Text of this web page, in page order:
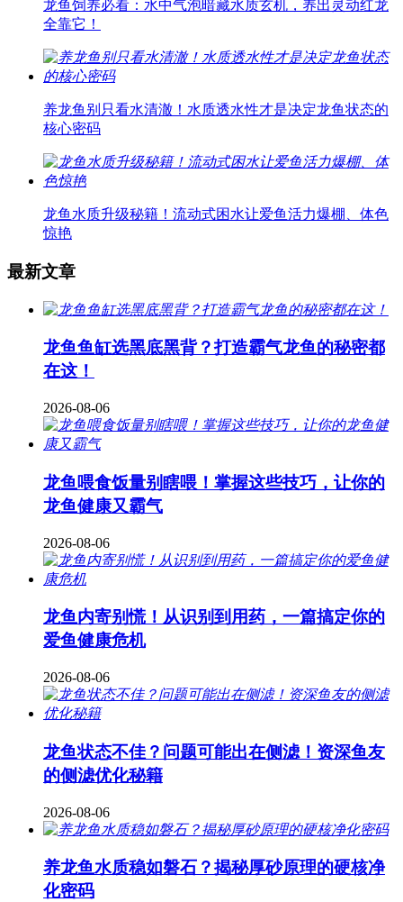
龙鱼饲养必看：水中气泡暗藏水质玄机，养出灵动红龙
全靠它！
养龙鱼别只看水清澈！水质透水性才是决定龙鱼状态的
核心密码
龙鱼水质升级秘籍！流动式困水让爱鱼活力爆棚、体色
惊艳
最新文章
龙鱼鱼缸选黑底黑背？打造霸气龙鱼的秘密都
在这！
2026-08-06
龙鱼喂食饭量别瞎喂！掌握这些技巧，让你的
龙鱼健康又霸气
2026-08-06
龙鱼内寄别慌！从识别到用药，一篇搞定你的
爱鱼健康危机
2026-08-06
龙鱼状态不佳？问题可能出在侧滤！资深鱼友
的侧滤优化秘籍
2026-08-06
养龙鱼水质稳如磐石？揭秘厚砂原理的硬核净
化密码